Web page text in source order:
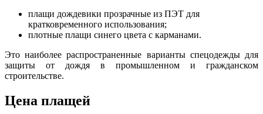
плащи дождевики прозрачные из ПЭТ для
кратковременного использования;
плотные плащи синего цвета с карманами.
Это наиболее распространенные варианты спецодежды для
защиты от дождя в промышленном и гражданском
строительстве.
Цена плащей